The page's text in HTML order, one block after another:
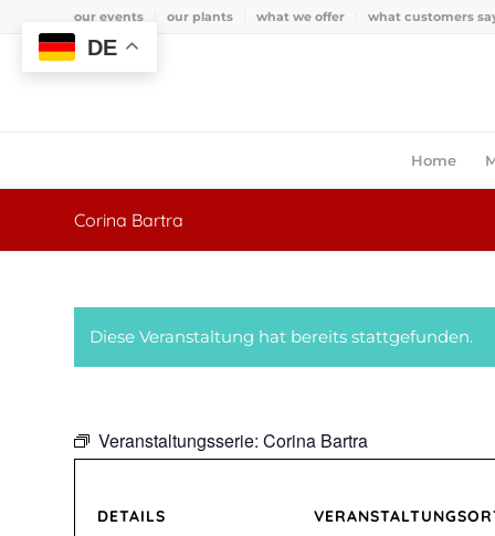
our events our plants what we offer what customers
Home
Corina Bartra
Diese Veranstaltung hat bereits stattgefunden.
Veranstaltungsserie: Corina Bartra
DETAILS
DE